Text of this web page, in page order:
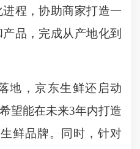
程，协助商家打造一
品，完成从产地化到
地，京东生鲜还启动
望能在未来3年内打造
鲜品牌。同时，针对